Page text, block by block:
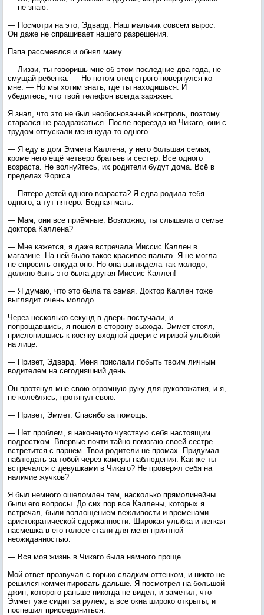
— не знаю.
— Посмотри на это, Эдвард. Наш мальчик совсем вырос.
Он даже не спрашивает нашего разрешения.
Папа рассмеялся и обнял маму.
— Лиззи, ты говоришь мне об этом последние два года, не
смущай ребенка. — Но потом отец строго повернулся ко
мне. — Но мы хотим знать, где ты находишься. И
убедитесь, что твой телефон всегда заряжен.
Я знал, что это не был необоснованный контроль, поэтому
старался не раздражаться. После переезда из Чикаго, они с
трудом отпускали меня куда-то одного.
— Я еду в дом Эммета Каллена, у него большая семья,
кроме него ещё четверо братьев и сестер. Все одного
возраста. Не волнуйтесь, их родители будут дома. Всё в
пределах Форкса.
— Пятеро детей одного возраста? Я едва родила тебя
одного, а тут пятеро. Бедная мать.
— Мам, они все приёмные. Возможно, ты слышала о семье
доктора Каллена?
— Мне кажется, я даже встречала Миссис Каллен в
магазине. На ней было такое красивое пальто. Я не могла
не спросить откуда оно. Но она выглядела так молодо,
должно быть это была другая Миссис Каллен!
— Я думаю, что это была та самая. Доктор Каллен тоже
выглядит очень молодо.
Через несколько секунд в дверь постучали, и
попрощавшись, я пошёл в сторону выхода. Эммет стоял,
прислонившись к косяку входной двери с игривой улыбкой
на лице.
— Привет, Эдвард. Меня прислали побыть твоим личным
водителем на сегодняшний день.
Он протянул мне свою огромную руку для рукопожатия, и я,
не колеблясь, протянул свою.
— Привет, Эммет. Спасибо за помощь.
— Нет проблем, я наконец-то чувствую себя настоящим
подростком. Впервые почти тайно помогаю своей сестре
встретится с парнем. Твои родители не промах. Придумал
наблюдать за тобой через камеры наблюдения. Как же ты
встречался с девушками в Чикаго? Не проверял себя на
наличие жучков?
Я был немного ошеломлен тем, насколько прямолинейны
были его вопросы. До сих пор все Каллены, которых я
встречал, были воплощением вежливости и временами
аристократической сдержанности. Широкая улыбка и легкая
насмешка в его голосе стали для меня приятной
неожиданностью.
— Вся моя жизнь в Чикаго была намного проще.
Мой ответ прозвучал с горько-сладким оттенком, и никто не
решился комментировать дальше. Я посмотрел на большой
джип, которого раньше никогда не видел, и заметил, что
Эммет уже сидит за рулем, а все окна широко открыты, и
поспешил присоединиться.